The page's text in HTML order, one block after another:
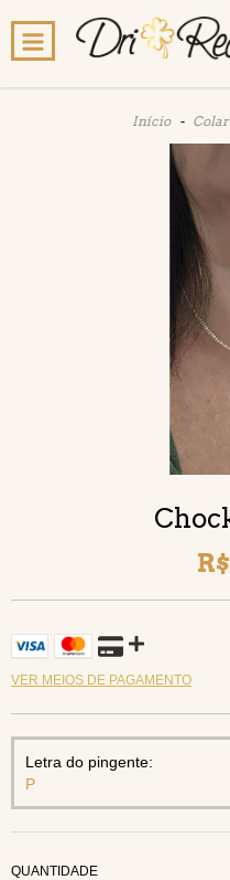
Início -
VER MEIOS DE PAGAMENTO
Letra do pingente:
P
QUANTIDADE